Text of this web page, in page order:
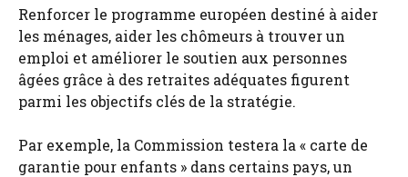
Renforcer le programme européen destiné à aider
les ménages, aider les chômeurs à trouver un
emploi et améliorer le soutien aux personnes
âgées grâce à des retraites adéquates figurent
parmi les objectifs clés de la stratégie.
Par exemple, la Commission testera la « carte de
garantie pour enfants » dans certains pays, un